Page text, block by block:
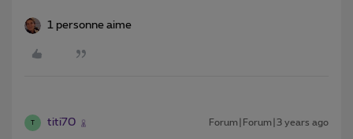
1 personne aime
T titi70 Forum|Forum|3 years ago